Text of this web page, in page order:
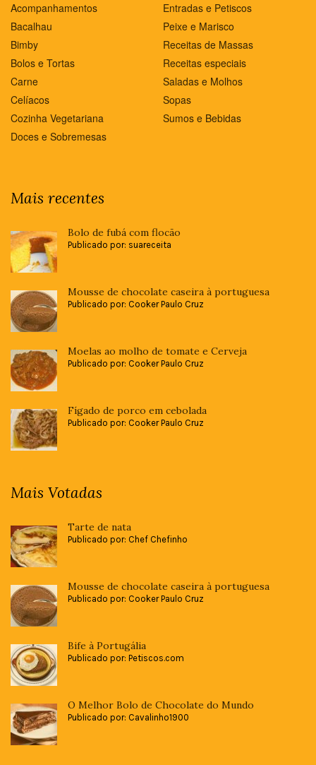
Acompanhamentos
Bacalhau
Bimby
Bolos e Tortas
Carne
Celíacos
Cozinha Vegetariana
Doces e Sobremesas
Entradas e Petiscos
Peixe e Marisco
Receitas de Massas
Receitas especiais
Saladas e Molhos
Sopas
Sumos e Bebidas
Mais recentes
Bolo de fubá com flocão
Publicado por: suareceita
Mousse de chocolate caseira à portuguesa
Publicado por: Cooker Paulo Cruz
Moelas ao molho de tomate e Cerveja
Publicado por: Cooker Paulo Cruz
Fígado de porco em cebolada
Publicado por: Cooker Paulo Cruz
Mais Votadas
Tarte de nata
Publicado por: Chef Chefinho
Mousse de chocolate caseira à portuguesa
Publicado por: Cooker Paulo Cruz
Bife à Portugália
Publicado por: Petiscos.com
O Melhor Bolo de Chocolate do Mundo
Publicado por: Cavalinho1900